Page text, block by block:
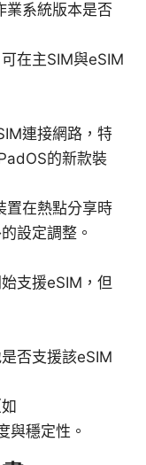
業系統版本是否
在主SIM與eSIM
連接網路，特
的新款裝
置在熱點分享時
設定調整。
支援eSIM，但
否支援該eSIM
與穩定性。